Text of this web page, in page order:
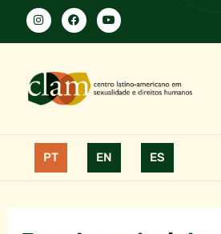
PT EN ES